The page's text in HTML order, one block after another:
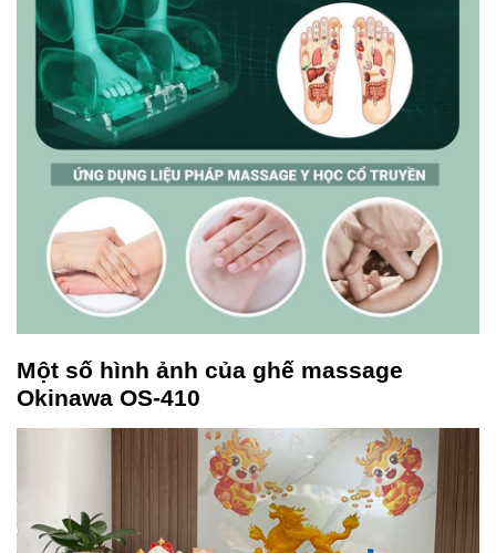
Một số hình ảnh của ghế massage
Okinawa OS-410